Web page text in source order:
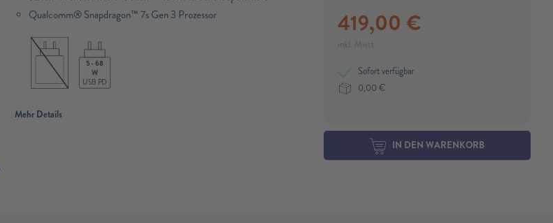
Qualcomm® Snapdragon™ 7s Gen 3 Prozessor​
5 - 68
W
USB PD
Mehr Details
419,00 €
inkl. Mwst.
Sofort verfügbar
0,00 €
IN DEN WARENKORB